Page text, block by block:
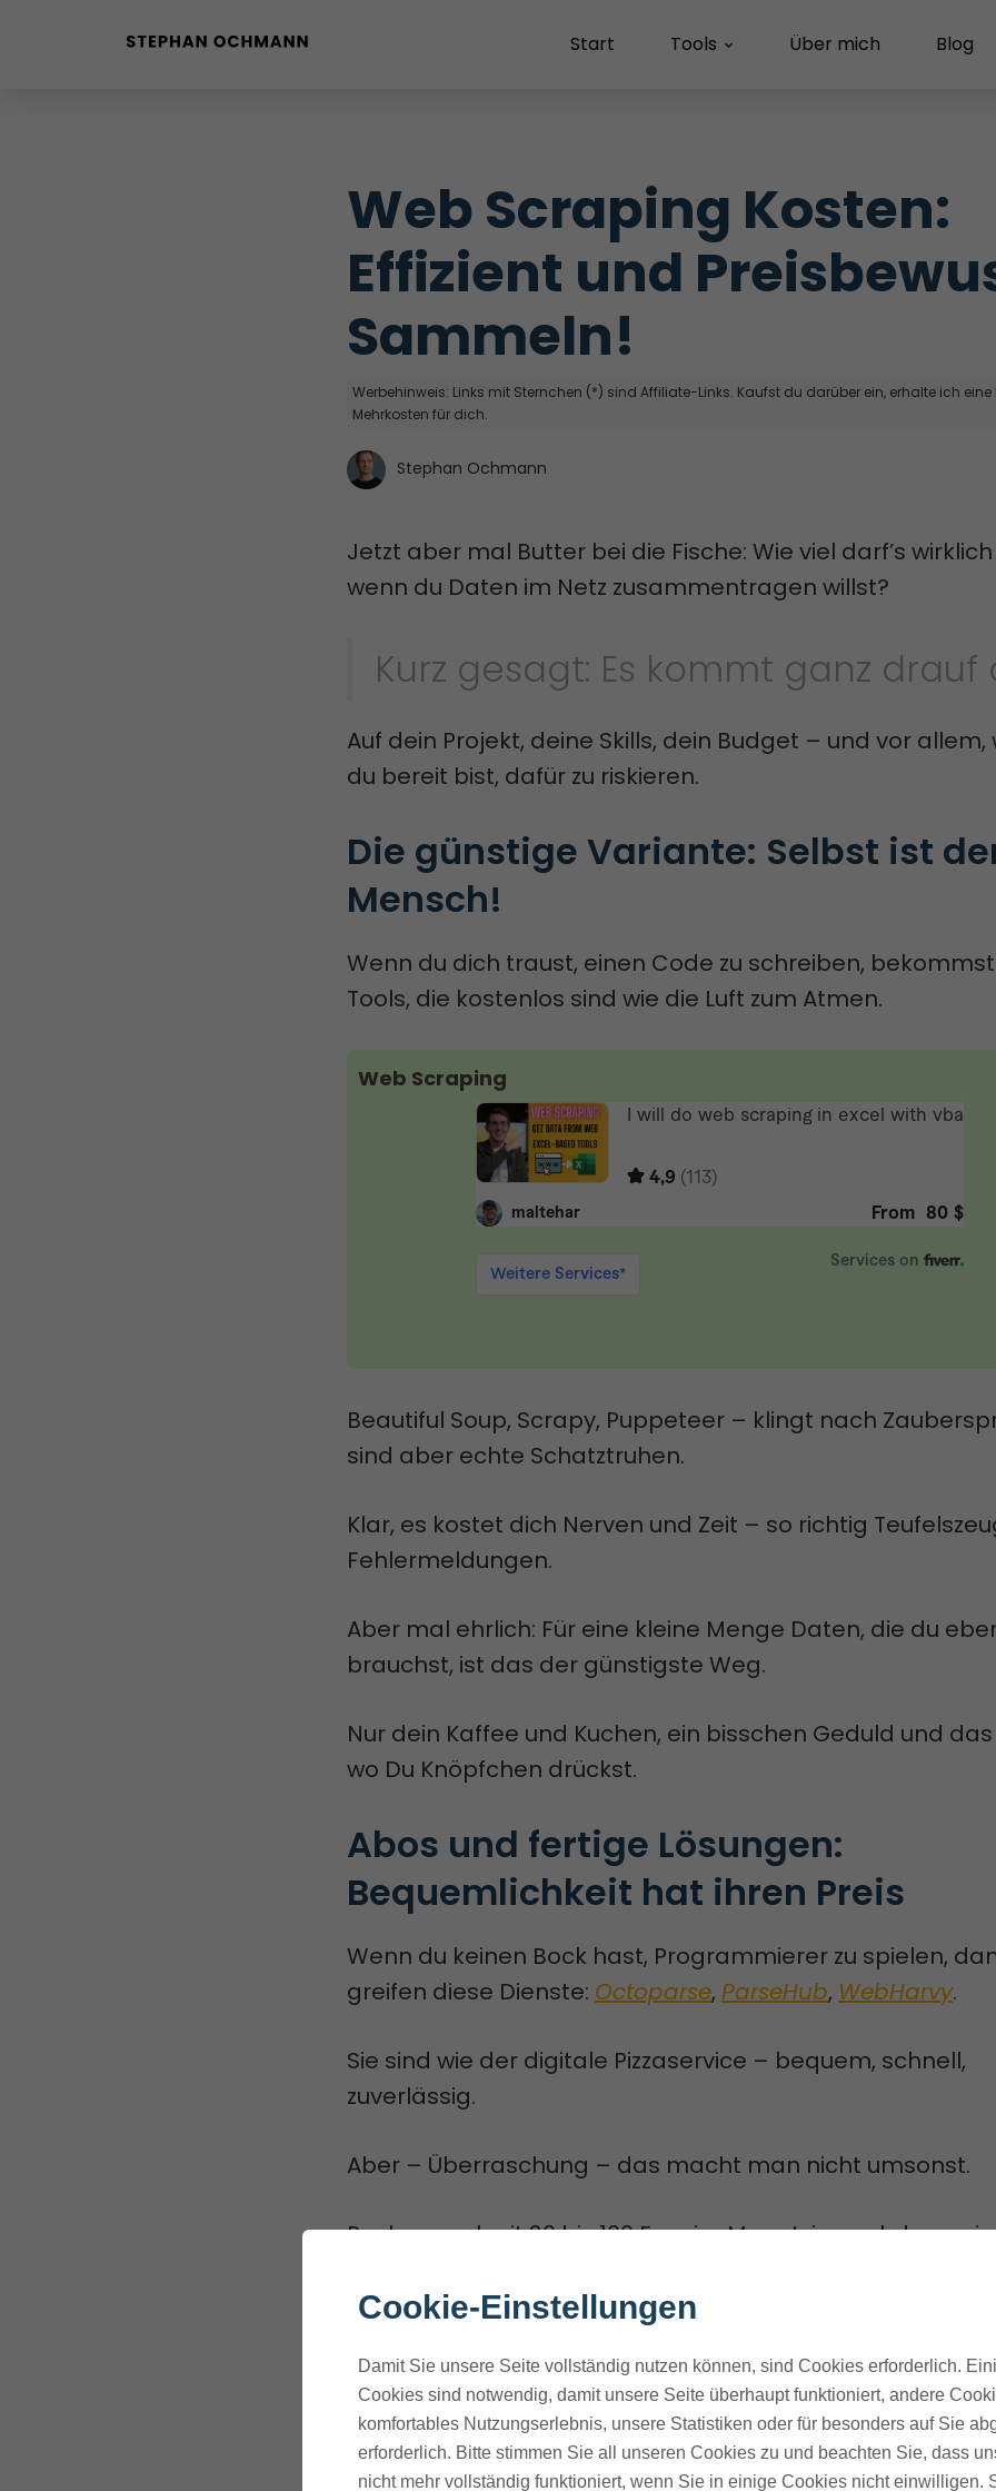
Start Tools Über mich Blog
Web Scraping Kosten:
Effizient und
Sammeln!
Werbehinweis: Links mit Sternchen (*) sind Affiliate-Links. Kaufst du darüber ein, erhalte ich eine
Mehrkosten für dich.
Stephan Ochmann
Jetzt aber mal Butter bei die Fische: Wie viel darf’s
wenn du Daten im Netz zusammentragen willst?
Kurz gesagt: Es kommt ganz drauf
Auf dein Projekt, deine Skills, dein Budget – und vor allem,
du bereit bist, dafür zu riskieren.
Die günstige Variante: Selbst ist
Mensch!
Wenn du dich traust, einen Code zu schreiben,
Tools, die kostenlos sind wie die Luft zum Atmen.
Web Scraping
Beautiful Soup, Scrapy, Puppeteer – klingt nach
sind aber echte Schatztruhen.
Klar, es kostet dich Nerven und Zeit – so richtig
Fehlermeldungen.
Aber mal ehrlich: Für eine kleine Menge Daten, die du
brauchst, ist das der günstigste Weg.
Nur dein Kaffee und Kuchen, ein bisschen Geduld und das
wo Du Knöpfchen drückst.
Abos und fertige Lösungen:
Bequemlichkeit hat ihren Preis
Wenn du keinen Bock hast, Programmierer zu spielen,
greifen diese Dienste: Octoparse, ParseHub, WebHarvy.
Sie sind wie der digitale Pizzaservice – bequem, schnell,
zuverlässig.
Aber – Überraschung – das macht man nicht umsonst.
Rechne mal mit 20 bis 100 Euro im Monat, je nachdem,
Chef im Ring bist du hier aber nur, wenn du verstehst,
tatsächlich für dein Geld bekommst.
Cookie-Einstellungen
Damit Sie unsere Seite vollständig nutzen können, sind Cookies erforderlich.
Cookies sind notwendig, damit unsere Seite überhaupt funktioniert, andere
komfortables Nutzungserlebnis, unsere Statistiken oder für besonders auf Sie
erforderlich. Bitte stimmen Sie all unseren Cookies zu und beachten Sie, dass
nicht mehr vollständig funktioniert, wenn Sie in einige Cookies nicht einwilligen.